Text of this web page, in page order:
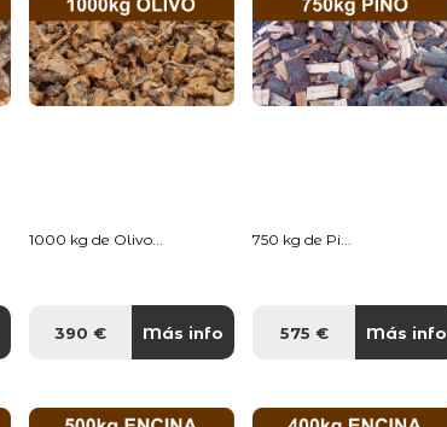
1000 kg de Olivo...
390 € Más info
750 kg de Pi...
575 € Más info